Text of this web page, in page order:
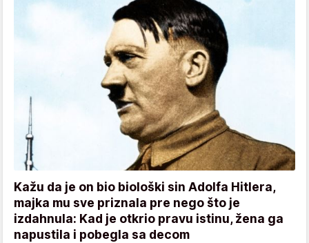
Kažu da je on bio biološki sin Adolfa Hitlera,
majka mu sve priznala pre nego što je
izdahnula: Kad je otkrio pravu istinu, žena ga
napustila i pobegla sa decom